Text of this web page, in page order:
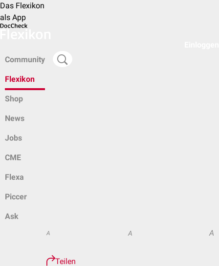
Das Flexikon
als App
Community
Flexikon
Shop
News
Jobs
CME
Flexa
Piccer
Ask
A A A
Teilen